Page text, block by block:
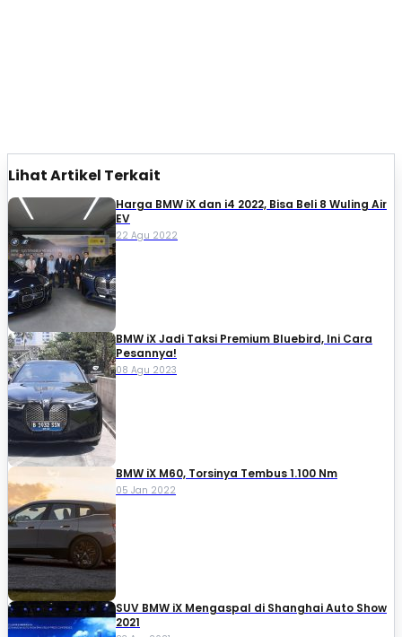
Lihat Artikel Terkait
Harga BMW iX dan i4 2022, Bisa Beli 8 Wuling Air
EV
22 Agu 2022
BMW iX Jadi Taksi Premium Bluebird, Ini Cara
Pesannya!
08 Agu 2023
BMW iX M60, Torsinya Tembus 1.100 Nm
05 Jan 2022
SUV BMW iX Mengaspal di Shanghai Auto Show
2021